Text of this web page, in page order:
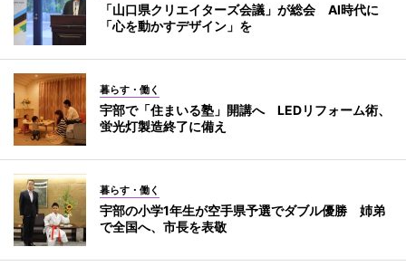
「山口県クリエイターズ会議」が総会 AI時代に
「心を動かすデザイン」を
暮らす・働く
宇部で「住まいる塾」開講へ LEDリフォーム術、
蛍光灯製造終了に備え
暮らす・働く
宇部の小学1年生が空手県予選でダブル優勝 姉弟
で全国へ、市長を表敬